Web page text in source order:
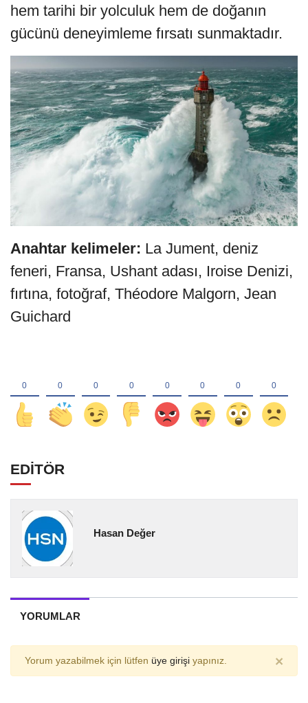
hem tarihi bir yolculuk hem de doğanın
gücünü deneyimleme fırsatı sunmaktadır.
Anahtar kelimeler: La Jument, deniz
feneri, Fransa, Ushant adası, Iroise Denizi,
fırtına, fotoğraf, Théodore Malgorn, Jean
Guichard
EDİTÖR
Hasan Değer
YORUMLAR
Yorum yazabilmek için lütfen üye girişi yapınız. ×